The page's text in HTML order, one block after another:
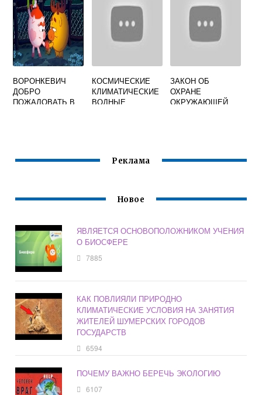
ОТ СЕВЕРНОГО
ПОЛЮСА К
ЮЖНОМУ
ВОРОНКЕВИЧ
ДОБРО
ПОЖАЛОВАТЬ В
КОСМИЧЕСКИЕ
КЛИМАТИЧЕСКИЕ
ВОДНЫЕ
ЗАКОН ОБ
ОХРАНЕ
ОКРУЖАЮЩЕЙ
Реклама
Новое
ЯВЛЯЕТСЯ ОСНОВОПОЛОЖНИКОМ УЧЕНИЯ
О БИОСФЕРЕ
7885
КАК ПОВЛИЯЛИ ПРИРОДНО
КЛИМАТИЧЕСКИЕ УСЛОВИЯ НА ЗАНЯТИЯ
ЖИТЕЛЕЙ ШУМЕРСКИХ ГОРОДОВ
ГОСУДАРСТВ
6594
ПОЧЕМУ ВАЖНО БЕРЕЧЬ ЭКОЛОГИЮ
6107